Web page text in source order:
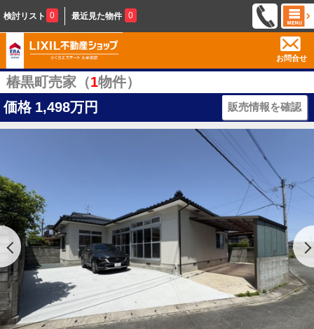
検討リスト 0 最近見た物件 0
お問合せ
椿黒町売家（1物件）
価格 1,498万円 販売情報を確認